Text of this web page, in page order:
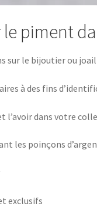
le piment
sur le bijoutier ou
à des fins
l’avoir dans votre
les poinçons
exclusifs